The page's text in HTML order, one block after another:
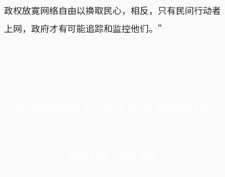
政权放寛网络自由以换取民心，相反，只有民间行动者
上网，政府才有可能追踪和监控他们。”